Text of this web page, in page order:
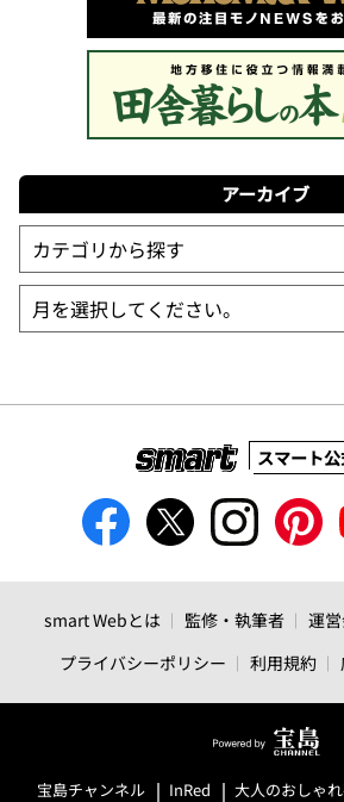
アーカイブ
スマート
smart Webとは 監修・執筆者 運
プライバシーポリシー
利用規約
宝島チャンネル InRed 大人のおしゃ